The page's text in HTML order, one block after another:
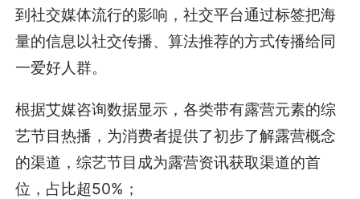
到社交媒体流行的影响，社交平台通过标签把海
量的信息以社交传播、算法推荐的方式传播给同
一爱好人群。
根据艾媒咨询数据显示，各类带有露营元素的综
艺节目热播，为消费者提供了初步了解露营概念
的渠道，综艺节目成为露营资讯获取渠道的首
位，占比超50%；